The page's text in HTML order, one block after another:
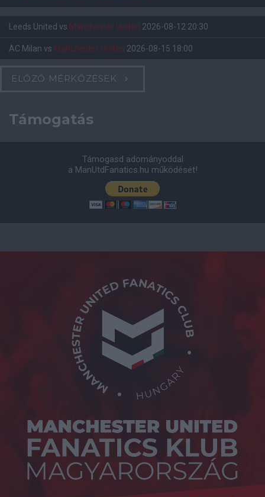
Leeds United vs Manchester United 2026-08-12 20:30
AC Milan vs Manchester United 2026-08-15 18:00
ELŐZŐ MÉRKŐZÉSEK
Támogatás
Támogasd adományoddal
a ManUtdFanatics.hu működését!